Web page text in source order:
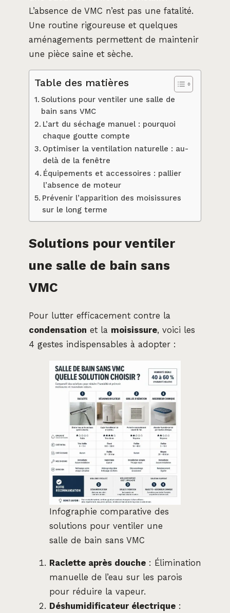
L’absence de VMC n’est pas une fatalité.
Une routine rigoureuse et quelques
aménagements permettent de maintenir
une pièce saine et sèche.
Table des matières
Solutions pour ventiler une salle de
bain sans VMC
L’art du séchage manuel : pourquoi
chaque goutte compte
Optimiser la ventilation naturelle : au-
delà de la fenêtre
Équipements et accessoires : pallier
l’absence de moteur
Prévenir l’apparition des moisissures
sur le long terme
Solutions pour ventiler
une salle de bain sans
VMC
Pour lutter efficacement contre la
condensation et la moisissure, voici les
4 gestes indispensables à adopter :
Infographie comparative des
solutions pour ventiler une
salle de bain sans VMC
Raclette après douche : Élimination
manuelle de l’eau sur les parois
pour réduire la vapeur.
Déshumidificateur électrique :